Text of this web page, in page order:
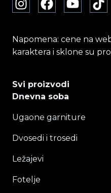
Napomena: cene na
karaktera i sklone su
Svi proizvodi
Dnevna soba
Ugaone garniture
Dvosedi i trosedi
Ležajevi
Fotelje